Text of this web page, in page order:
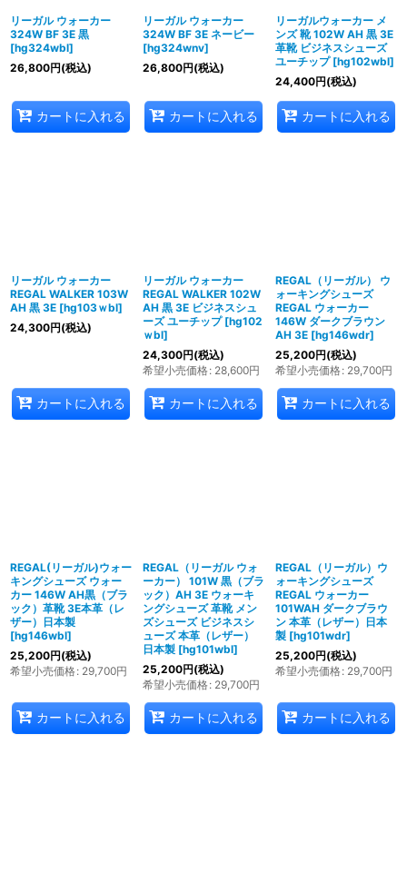
リーガル ウォーカー
324W BF 3E 黒
[hg324wbl]
26,800円(税込)
カートに入れる
リーガル ウォーカー
324W BF 3E ネービー
[hg324wnv]
26,800円(税込)
カートに入れる
リーガルウォーカー メ
ンズ 靴 102W AH 黒 3E
革靴 ビジネスシューズ
ユーチップ [hg102wbl]
24,400円(税込)
カートに入れる
リーガル ウォーカー
REGAL WALKER 103W
AH 黒 3E [hg103ｗbl]
24,300円(税込)
カートに入れる
リーガル ウォーカー
REGAL WALKER 102W
AH 黒 3E ビジネスシュ
ーズ ユーチップ [hg102
ｗbl]
24,300円(税込)
希望小売価格: 28,600円
カートに入れる
REGAL（リーガル） ウ
ォーキングシューズ
REGAL ウォーカー
146W ダークブラウン
AH 3E [hg146wdr]
25,200円(税込)
希望小売価格: 29,700円
カートに入れる
REGAL(リーガル)ウォー
キングシューズ ウォー
カー 146W AH黒（ブラ
ック）革靴 3E本革（レ
ザー）日本製
[hg146wbl]
25,200円(税込)
希望小売価格: 29,700円
カートに入れる
REGAL（リーガル ウォ
ーカー） 101W 黒（ブラ
ック）AH 3E ウォーキ
ングシューズ 革靴 メン
ズシューズ ビジネスシ
ューズ 本革（レザー）
日本製 [hg101wbl]
25,200円(税込)
希望小売価格: 29,700円
カートに入れる
REGAL（リーガル）ウ
ォーキングシューズ
REGAL ウォーカー
101WAH ダークブラウ
ン 本革（レザー）日本
製 [hg101wdr]
25,200円(税込)
希望小売価格: 29,700円
カートに入れる